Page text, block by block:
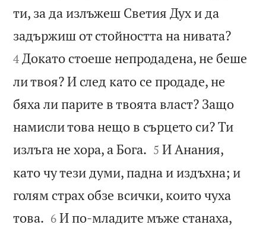
ти, за да излъжеш Светия Дух и да
задържиш от стойността на нивата?
4 Докато стоеше непродадена, не беше
ли твоя? И след като се продаде, не
бяха ли парите в твоята власт? Защо
намисли това нещо в сърцето си? Ти
излъга не хора, а Бога. 

5 И Анания,
като чу тези думи, падна и издъхна; и
голям страх обзе всички, които чуха
това. 

6 И по-младите мъже станаха,